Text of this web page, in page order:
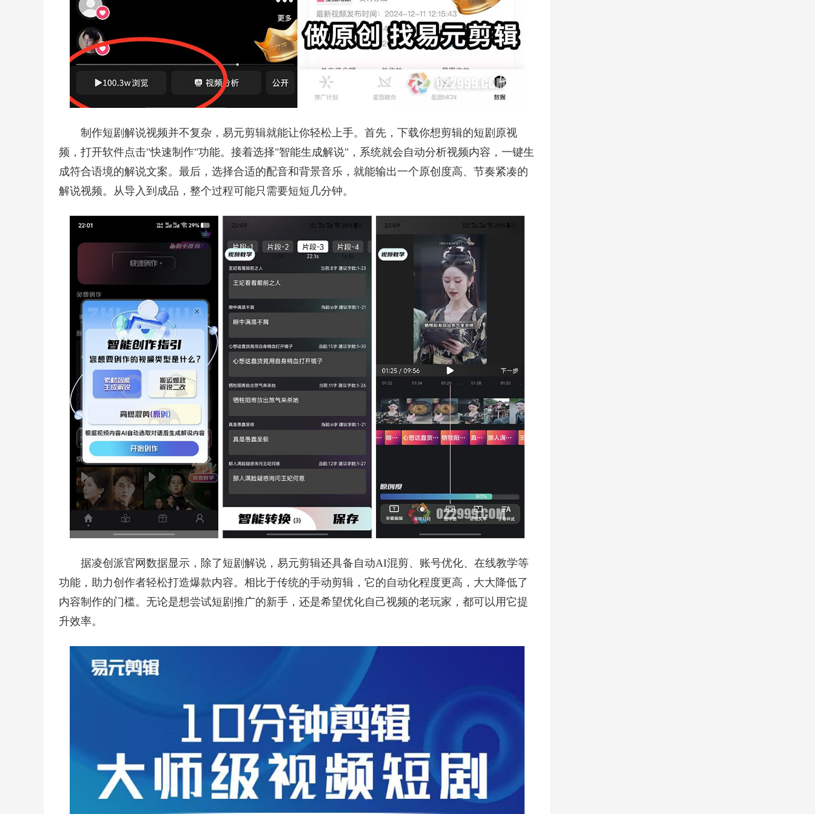
制作短剧解说视频并不复杂，易元剪辑就能让你轻松上手。首先，下载你想剪辑的短剧原视
频，打开软件点击"快速制作"功能。接着选择"智能生成解说"，系统就会自动分析视频内容，一键生
成符合语境的解说文案。最后，选择合适的配音和背景音乐，就能输出一个原创度高、节奏紧凑的
解说视频。从导入到成品，整个过程可能只需要短短几分钟。
据凌创派官网数据显示，除了短剧解说，易元剪辑还具备自动AI混剪、账号优化、在线教学等
功能，助力创作者轻松打造爆款内容。相比于传统的手动剪辑，它的自动化程度更高，大大降低了
内容制作的门槛。无论是想尝试短剧推广的新手，还是希望优化自己视频的老玩家，都可以用它提
升效率。